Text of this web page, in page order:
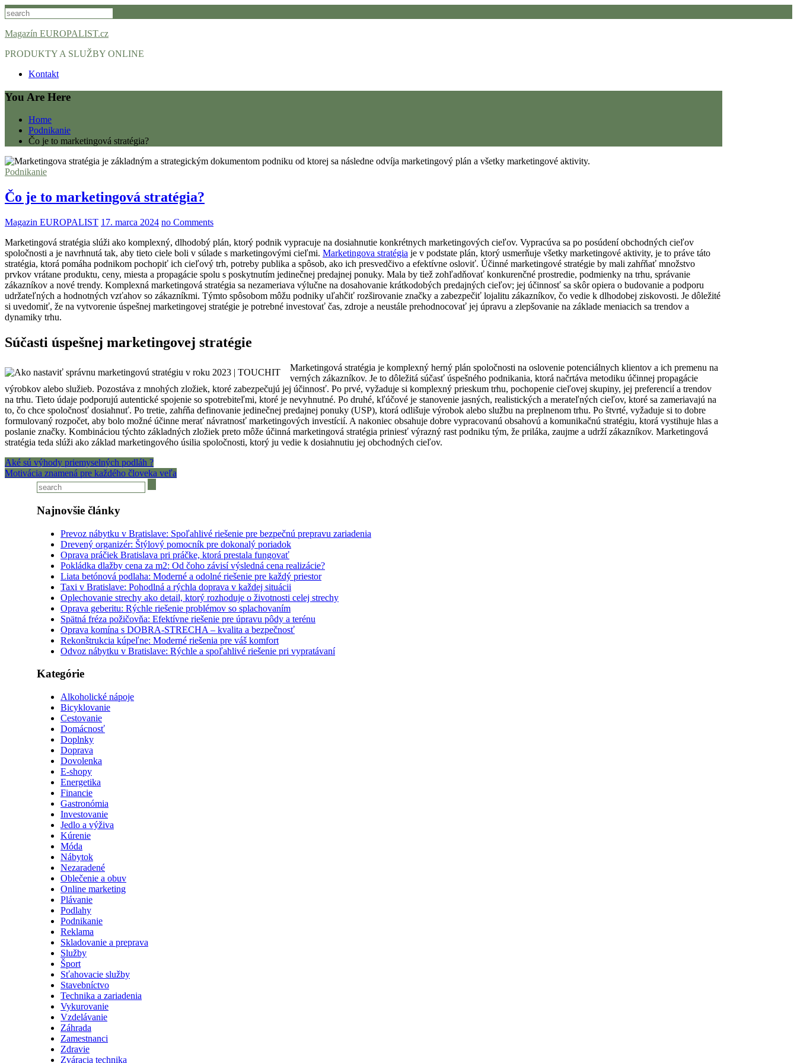
Skip
to
content
Magazín EUROPALIST.cz
PRODUKTY A SLUŽBY ONLINE
Kontakt
You Are Here
Home
Podnikanie
Čo je to marketingová stratégia?
Podnikanie
Čo je to marketingová stratégia?
Magazin EUROPALIST 17. marca 2024 no Comments
Marketingová stratégia slúži ako komplexný, dlhodobý plán, ktorý podnik vypracuje na dosiahnutie konkrétnych marketingových cieľov. Vypracúva sa po posúdení obchodných cieľov
spoločnosti a je navrhnutá tak, aby tieto ciele boli v súlade s marketingovými cieľmi. Marketingova stratégia je v podstate plán, ktorý usmerňuje všetky marketingové aktivity, je to práve táto
stratégia, ktorá pomáha podnikom pochopiť ich cieľový trh, potreby publika a spôsob, ako ich presvedčivo a efektívne osloviť. Účinné marketingové stratégie by mali zahŕňať množstvo
prvkov vrátane produktu, ceny, miesta a propagácie spolu s poskytnutím jedinečnej predajnej ponuky. Mala by tiež zohľadňovať konkurenčné prostredie, podmienky na trhu, správanie
zákazníkov a nové trendy. Komplexná marketingová stratégia sa nezameriava výlučne na dosahovanie krátkodobých predajných cieľov; jej účinnosť sa skôr opiera o budovanie a podporu
udržateľných a hodnotných vzťahov so zákazníkmi. Týmto spôsobom môžu podniky uľahčiť rozširovanie značky a zabezpečiť lojalitu zákazníkov, čo vedie k dlhodobej ziskovosti. Je dôležité
si uvedomiť, že na vytvorenie úspešnej marketingovej stratégie je potrebné investovať čas, zdroje a neustále prehodnocovať jej úpravu a zlepšovanie na základe meniacich sa trendov a
dynamiky trhu.
Súčasti úspešnej marketingovej stratégie
Marketingová stratégia je komplexný herný plán spoločnosti na oslovenie potenciálnych klientov a ich premenu na
verných zákazníkov. Je to dôležitá súčasť úspešného podnikania, ktorá načrtáva metodiku účinnej propagácie
výrobkov alebo služieb. Pozostáva z mnohých zložiek, ktoré zabezpečujú jej účinnosť. Po prvé, vyžaduje si komplexný prieskum trhu, pochopenie cieľovej skupiny, jej preferencií a trendov
na trhu. Tieto údaje podporujú autentické spojenie so spotrebiteľmi, ktoré je nevyhnutné. Po druhé, kľúčové je stanovenie jasných, realistických a merateľných cieľov, ktoré sa zameriavajú na
to, čo chce spoločnosť dosiahnuť. Po tretie, zahŕňa definovanie jedinečnej predajnej ponuky (USP), ktorá odlišuje výrobok alebo službu na preplnenom trhu. Po štvrté, vyžaduje si to dobre
formulovaný rozpočet, aby bolo možné účinne merať návratnosť marketingových investícií. A nakoniec obsahuje dobre vypracovanú obsahovú a komunikačnú stratégiu, ktorá vystihuje hlas a
poslanie značky. Kombináciou týchto základných zložiek preto môže účinná marketingová stratégia priniesť výrazný rast podniku tým, že priláka, zaujme a udrží zákazníkov. Marketingová
stratégia teda slúži ako základ marketingového úsilia spoločnosti, ktorý ju vedie k dosiahnutiu jej obchodných cieľov.
Navigácia
v
článku
Aké sú výhody priemyselných podláh ?
Motivácia znamená pre každého človeka veľa
Najnovšie články
Prevoz nábytku v Bratislave: Spoľahlivé riešenie pre bezpečnú prepravu zariadenia
Drevený organizér: Štýlový pomocník pre dokonalý poriadok
Oprava práčiek Bratislava pri práčke, ktorá prestala fungovať
Pokládka dlažby cena za m2: Od čoho závisí výsledná cena realizácie?
Liata betónová podlaha: Moderné a odolné riešenie pre každý priestor
Taxi v Bratislave: Pohodlná a rýchla doprava v každej situácii
Oplechovanie strechy ako detail, ktorý rozhoduje o životnosti celej strechy
Oprava geberitu: Rýchle riešenie problémov so splachovaním
Spätná fréza požičovňa: Efektívne riešenie pre úpravu pôdy a terénu
Oprava komína s DOBRA-STRECHA – kvalita a bezpečnosť
Rekonštrukcia kúpeľne: Moderné riešenia pre váš komfort
Odvoz nábytku v Bratislave: Rýchle a spoľahlivé riešenie pri vypratávaní
Kategórie
Alkoholické nápoje
Bicyklovanie
Cestovanie
Domácnosť
Doplnky
Doprava
Dovolenka
E-shopy
Energetika
Financie
Gastronómia
Investovanie
Jedlo a výživa
Kúrenie
Móda
Nábytok
Nezaradené
Oblečenie a obuv
Online marketing
Plávanie
Podlahy
Podnikanie
Reklama
Skladovanie a preprava
Služby
Šport
Sťahovacie služby
Stavebníctvo
Technika a zariadenia
Vykurovanie
Vzdelávanie
Záhrada
Zamestnanci
Zdravie
Zváracia technika